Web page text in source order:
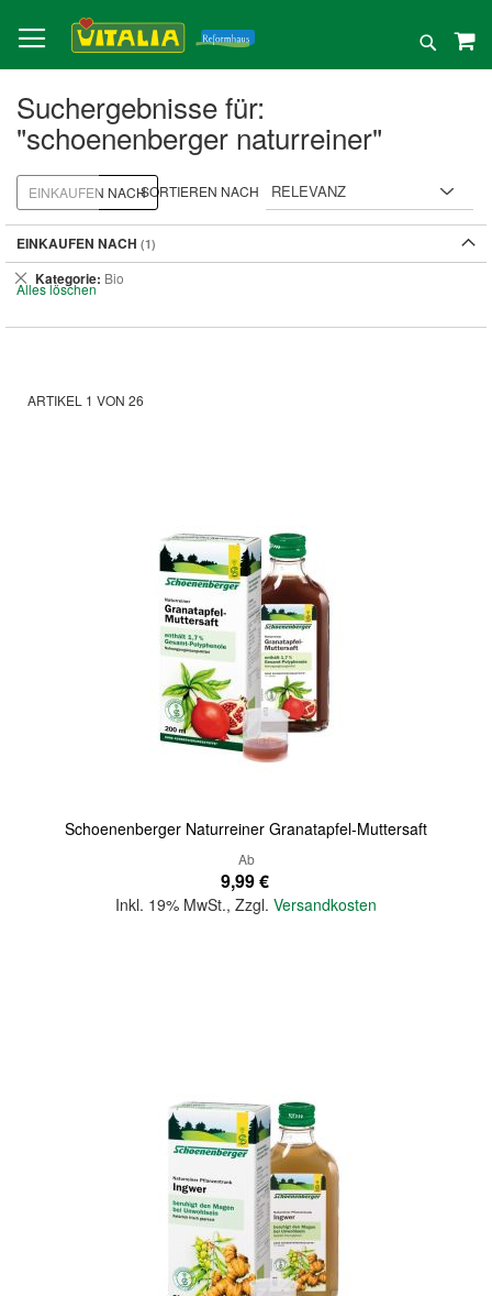
zum
Inhalt
Suche
Suchergebnisse für:
"schoenenberger naturreiner"
ARTIKEL 1 VON 26
SORTIEREN NACH
Schoenenberger Naturreiner Granatapfel-Muttersaft
Ab
9,99 €
Inkl. 19% MwSt., Zzgl. Versandkosten
EINKAUFEN NACH
EINKAUFEN NACH
Kategorie Bio
Dies
entfernen
Alles löschen